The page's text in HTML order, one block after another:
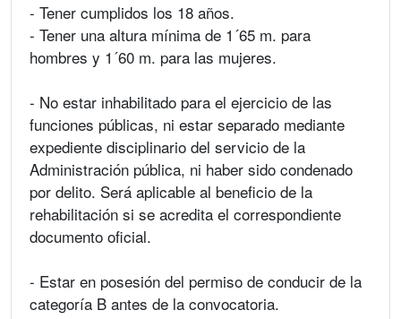
- Tener cumplidos los 18 años.
- Tener una altura mínima de 1´65 m. para
hombres y 1´60 m. para las mujeres.
- No estar inhabilitado para el ejercicio de las
funciones públicas, ni estar separado mediante
expediente disciplinario del servicio de la
Administración pública, ni haber sido condenado
por delito. Será aplicable al beneficio de la
rehabilitación si se acredita el correspondiente
documento oficial.
- Estar en posesión del permiso de conducir de la
categoría B antes de la convocatoria.